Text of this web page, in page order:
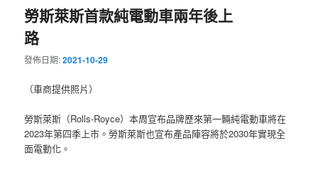
勞斯萊斯首款純電動車兩年後上
路
發佈日期:2021-10-29
（車商提供照片）
勞斯萊斯（Rolls-Royce）本周宣布品牌歷來第一輛純電動車將在
2023年第四季上市。勞斯萊斯也宣布產品陣容將於2030年實現全
面電動化。